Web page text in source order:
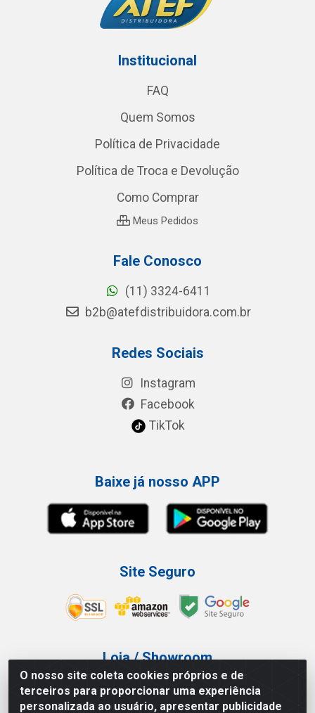
O nosso site coleta cookies próprios e de
terceiros para proporcionar uma experiência
personalizada ao usuário, apresentar publicidade
Institucional
FAQ
Quem Somos
Política de Privacidade
Política de Troca e Devolução
Como Comprar
Meus Pedidos
Fale Conosco
(11) 3324-6411
b2b@atefdistribuidora.com.br
Redes Sociais
Instagram
Facebook
TikTok
Baixe já nosso APP
Site Seguro
Loja / Showroom
Tel.: (11) 3227-0546
Av Vautier, 587/597 - Pari - São Paulo/SP